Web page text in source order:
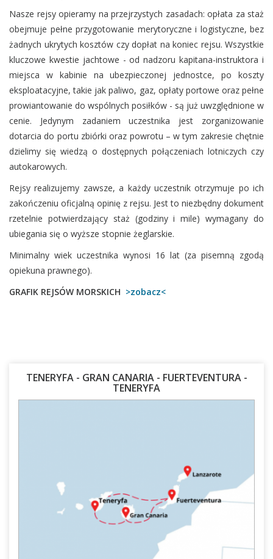
Nasze rejsy opieramy na przejrzystych zasadach: opłata za staż
obejmuje pełne przygotowanie merytoryczne i logistyczne, bez
żadnych ukrytych kosztów czy dopłat na koniec rejsu. Wszystkie
kluczowe kwestie jachtowe - od nadzoru kapitana-instruktora i
miejsca w kabinie na ubezpieczonej jednostce, po koszty
eksploatacyjne, takie jak paliwo, gaz, opłaty portowe oraz pełne
prowiantowanie do wspólnych posiłków - są już uwzględnione w
cenie. Jedynym zadaniem uczestnika jest zorganizowanie
dotarcia do portu zbiórki oraz powrotu – w tym zakresie chętnie
dzielimy się wiedzą o dostępnych połączeniach lotniczych czy
autokarowych.
Rejsy realizujemy zawsze, a każdy uczestnik otrzymuje po ich
zakończeniu oficjalną opinię z rejsu. Jest to niezbędny dokument
rzetelnie potwierdzający staż (godziny i mile) wymagany do
ubiegania się o wyższe stopnie żeglarskie.
Minimalny wiek uczestnika wynosi 16 lat (za pisemną zgodą
opiekuna prawnego).
GRAFIK REJSÓW MORSKICH >zobacz<
TENERYFA - GRAN CANARIA - FUERTEVENTURA -
TENERYFA
24.01.2027 - 31.01.2027
07.03.2027 - 14.03.2027